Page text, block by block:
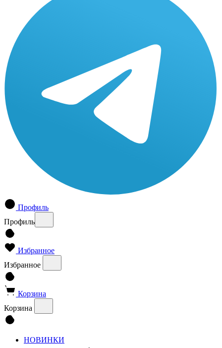
Профиль
Профиль
Избранное
Избранное
Корзина
Корзина
НОВИНКИ